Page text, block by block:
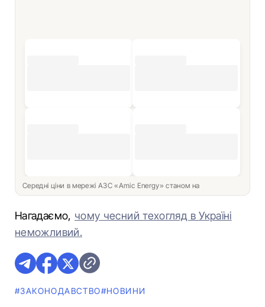
Середні ціни в мережі АЗС «Amic Energy» станом на
Нагадаємо, чому чесний техогляд в Україні
неможливий.
#ЗАКОНОДАВСТВО#НОВИНИ